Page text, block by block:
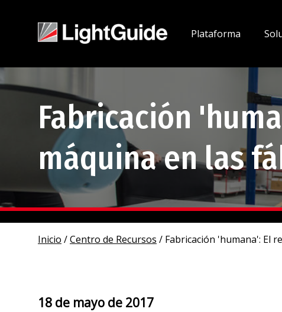
Plataforma
Fabricación
máquina en las
Inicio /Centro de Recursos / Fabricación 'humana': El
18 de mayo de 2017